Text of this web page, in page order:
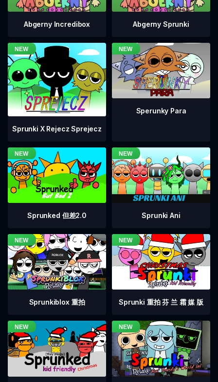
Abgerny Incredibox Abgerny Sprunki
Sprunki X Rejecz Sprejecz
Sperunky Para
Sprunked 但差2.0 Sprunki Ani
Sprunkiblox 重拍 Sprunki 重拍 芬 兰 霜 媒 版